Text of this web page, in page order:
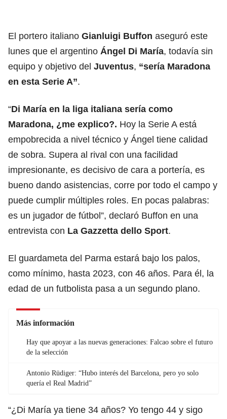
El portero italiano Gianluigi Buffon aseguró este
lunes que el argentino Ángel Di María, todavía sin
equipo y objetivo del Juventus, “sería Maradona
en esta Serie A”.
“Di María en la liga italiana sería como
Maradona, ¿me explico?. Hoy la Serie A está
empobrecida a nivel técnico y Ángel tiene calidad
de sobra. Supera al rival con una facilidad
impresionante, es decisivo de cara a portería, es
bueno dando asistencias, corre por todo el campo y
puede cumplir múltiples roles. En pocas palabras:
es un jugador de fútbol”, declaró Buffon en una
entrevista con La Gazzetta dello Sport.
El guardameta del Parma estará bajo los palos,
como mínimo, hasta 2023, con 46 años. Para él, la
edad de un futbolista pasa a un segundo plano.
Más información
Hay que apoyar a las nuevas generaciones: Falcao sobre el futuro
de la selección
Antonio Rüdiger: “Hubo interés del Barcelona, pero yo solo
quería el Real Madrid”
“¿Di María ya tiene 34 años? Yo tengo 44 y sigo